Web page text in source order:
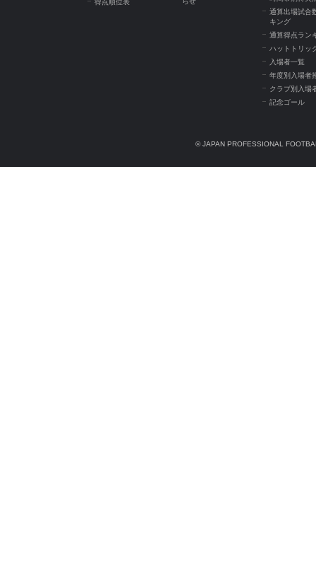
得点順位表
通算出場試合
キング
通算得点ラン
ハットトリッ
入場者一覧
年度別入場者
クラブ別入場
記念ゴール
© JAPAN PROFESSIONAL